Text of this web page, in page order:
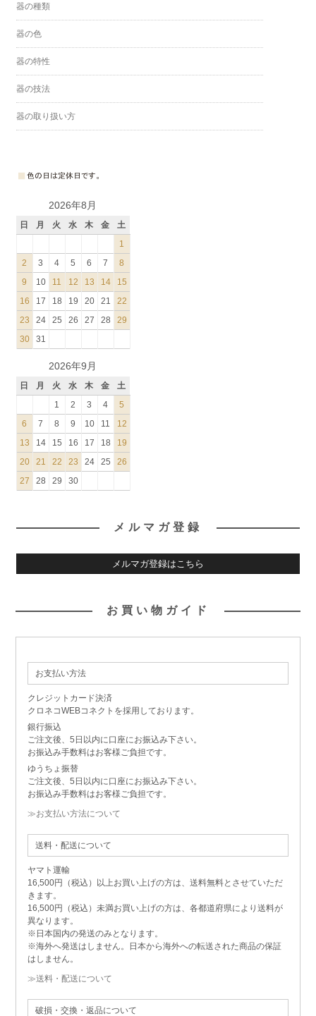
器の種類
器の色
器の特性
器の技法
器の取り扱い方
2026年8月
日 月 火 水 木 金
土
1
2
3 4 5 6 7
8
9
10 11 12 13 14
15
16
17 18 19 20 21
22
23
24 25 26 27 28
29
30
31
2026年9月
日 月 火 水 木 金
土
1
2 3 4
5
6
7 8 9 10 11
12
13
14 15 16 17 18
19
20
21 22 23 24 25
26
27
28 29 30
メルマガ登録
メルマガ登録はこちら
お買い物ガイド
お支払い方法
クレジットカード決済
クロネコWEBコネクトを採用しております。
銀行振込
ご注文後、5日以内に口座にお振込み下さい。
お振込み手数料はお客様ご負担です。
ゆうちょ振替
ご注文後、5日以内に口座にお振込み下さい。
お振込み手数料はお客様ご負担です。
≫お支払い方法について
送料・配送について
ヤマト運輸
16,500円（税込）以上お買い上げの方は、送料無料とさせていただ
きます。
16,500円（税込）未満お買い上げの方は、各都道府県により送料が
異なります。
※日本国内の発送のみとなります。
※海外へ発送はしません。日本から海外への転送された商品の保証
はしません。
≫送料・配送について
破損・交換・返品について